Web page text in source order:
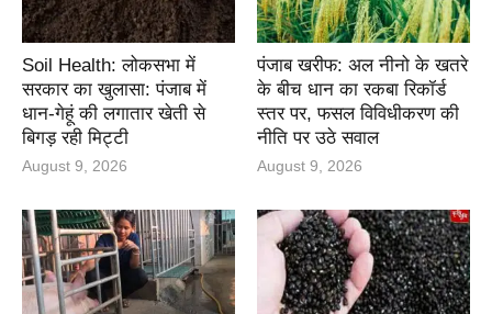
Soil Health: लोकसभा में
सरकार का खुलासा: पंजाब में
धान-गेहूं की लगातार खेती से
बिगड़ रही मिट्टी
August 9, 2026
पंजाब खरीफ: अल नीनो के खतरे
के बीच धान का रकबा रिकॉर्ड
स्तर पर, फसल विविधीकरण की
नीति पर उठे सवाल
August 9, 2026